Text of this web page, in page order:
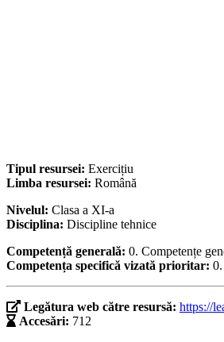
Tipul resursei: Exercițiu
Limba resursei: Română
Nivelul: Clasa a XI-a
Disciplina: Discipline tehnice
Competență generală: 0. Competențe
Competența specifică vizată prioritar:
Legătura web către resursă: https://
Accesări: 712